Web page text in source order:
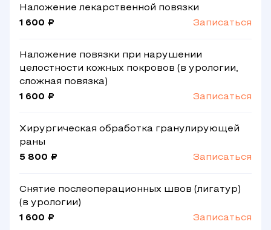
Наложение лекарственной повязки
1 600 ₽
Записаться
Наложение повязки при нарушении
целостности кожных покровов (в урологии,
сложная повязка)
1 600 ₽
Записаться
Хирургическая обработка гранулирующей
раны
5 800 ₽
Записаться
Снятие послеоперационных швов (лигатур)
(в урологии)
1 600 ₽
Записаться